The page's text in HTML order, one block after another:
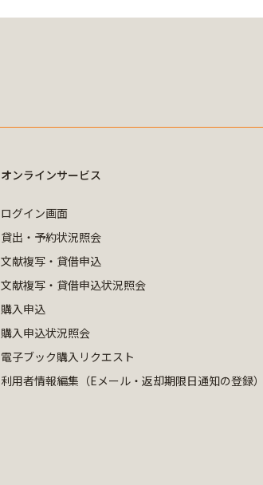
オンラインサービス
ログイン画面
貸出・予約状況照会
文献複写・貸借申込
文献複写・貸借申込状況照会
購入申込
購入申込状況照会
電子ブック購入リクエスト
利用者情報編集（Eメール・返却期限日通知の登録）